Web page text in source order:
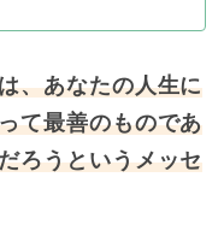
、あなたの人生に
て最善のものであ
ろうというメッセ